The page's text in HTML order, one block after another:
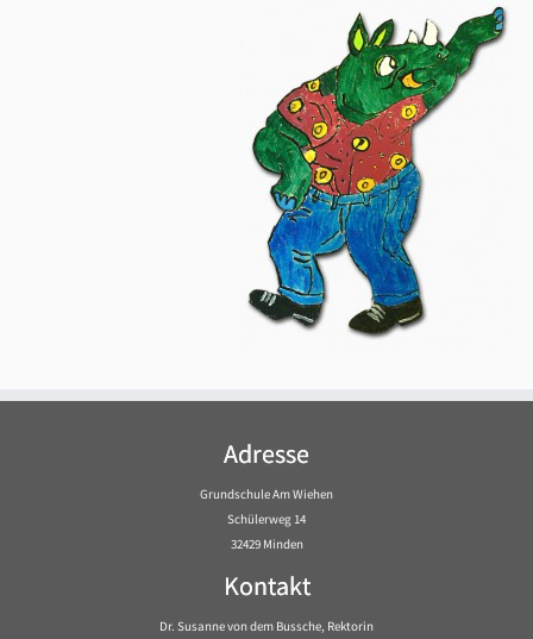
Adresse
Grundschule Am Wiehen
Schülerweg 14
32429 Minden
Kontakt
Dr. Susanne von dem Bussche, Rektorin